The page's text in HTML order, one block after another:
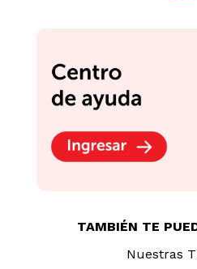
TAMBIÉN TE
Nuestras